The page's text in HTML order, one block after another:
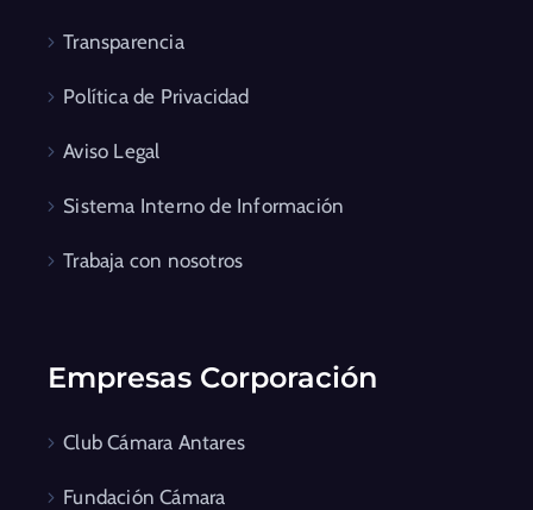
Transparencia
Política de Privacidad
Aviso Legal
Sistema Interno de Información
Trabaja con nosotros
Empresas Corporación
Club Cámara Antares
Fundación Cámara